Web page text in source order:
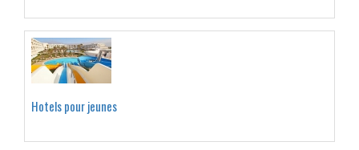
Hotels pour jeunes